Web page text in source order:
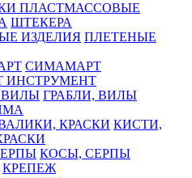
ПЛАСТМАССОВЫЕ
ШТЕКЕРА
ПЛЕТЕНЫЕ
СИМАМАРТ
ИНСТРУМЕНТ
ГРАБЛИ, ВИЛЫ
КИСТИ,
КОСЫ, СЕРПЫ
КРЕПЕЖ